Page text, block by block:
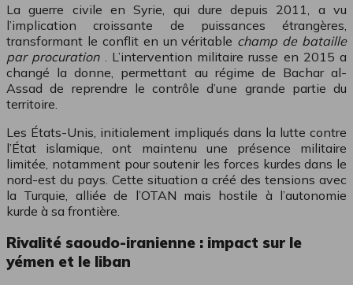
La guerre civile en Syrie, qui dure depuis 2011, a vu
l’implication croissante de puissances étrangères,
transformant le conflit en un véritable champ de bataille
par procuration
. L’intervention militaire russe en 2015 a
changé la donne, permettant au régime de Bachar al-
Assad de reprendre le contrôle d’une grande partie du
territoire.
Les États-Unis, initialement impliqués dans la lutte contre
l’État islamique, ont maintenu une présence militaire
limitée, notamment pour soutenir les forces kurdes dans le
nord-est du pays. Cette situation a créé des tensions avec
la Turquie, alliée de l’OTAN mais hostile à l’autonomie
kurde à sa frontière.
Rivalité saoudo-iranienne : impact sur le
yémen et le liban